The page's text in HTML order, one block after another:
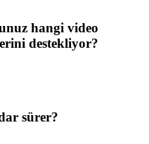
hangi video
destekliyor?
sürer?